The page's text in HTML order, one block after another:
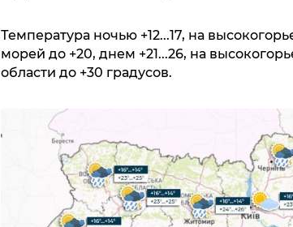
Температура ночью +12...17, на
морей до +20, днем +21...26, на
области до +30 градусов.